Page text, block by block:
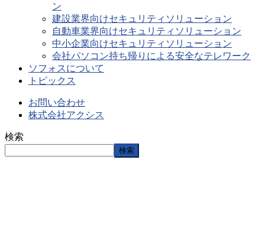
ン
建設業界向けセキュリティソリューション
自動車業界向けセキュリティソリューション
中小企業向けセキュリティソリューション
会社パソコン持ち帰りによる安全なテレワーク
ソフォスについて
トピックス
お問い合わせ
株式会社アクシス
検索
検索